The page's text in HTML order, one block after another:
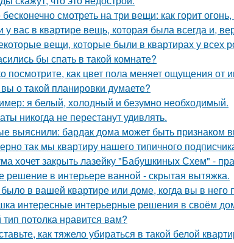
смотреть на три вещи: как горит
у вас в квартире вещь, которая была всегда и,
вещи, которые были в квартирах у всех
бы спать в такой комнате?
посмотрите, как цвет пола меняет ощущения от
о такой планировки думаете?
я белый, холодный и безумно необходимый.
никогда не перестанут удивлять.
выяснили: бардак дома может быть признаком
так мы квартиру нашего типичного
хочет закрыть лазейку "Бабушкиных Схем" -
решение в интерьере ванной - скрытая вытяжка.
в вашей квартире или доме, когда вы в него
интересные интерьерные решения в своём
тип потолка нравится вам?
как тяжело убираться в такой белой